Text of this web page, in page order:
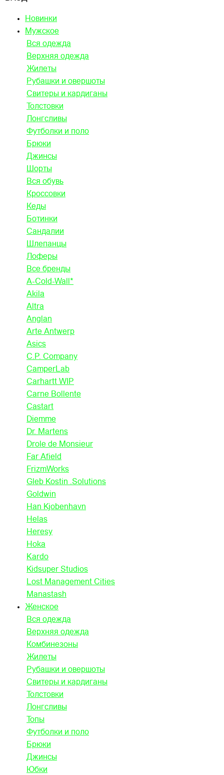
Новинки
Мужское
Вся одежда
Верхняя одежда
Жилеты
Рубашки и овершоты
Свитеры и кардиганы
Толстовки
Лонгсливы
Футболки и поло
Брюки
Джинсы
Шорты
Вся обувь
Кроссовки
Кеды
Ботинки
Сандалии
Шлепанцы
Лоферы
Все бренды
A-Cold-Wall*
Akila
Altra
Anglan
Arte Antwerp
Asics
C.P. Company
CamperLab
Carhartt WIP
Carne Bollente
Castart
Diemme
Dr. Martens
Drole de Monsieur
Far Afield
FrizmWorks
Gleb Kostin .Solutions
Goldwin
Han Kjobenhavn
Helas
Heresy
Hoka
Kardo
Kidsuper Studios
Lost Management Cities
Manastash
Женское
Вся одежда
Верхняя одежда
Комбинезоны
Жилеты
Рубашки и овершоты
Свитеры и кардиганы
Толстовки
Лонгсливы
Топы
Футболки и поло
Брюки
Джинсы
Юбки